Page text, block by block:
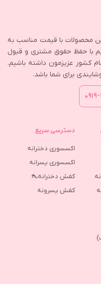
محصولات با قیمت مناسب به
با حفظ حقوق مشتری و قبول
کشور عزیزمون داشته باشیم.
برای شما باشد.
دسترسی سریع
اکسسوری دخترانه
اکسسوری پسرانه
کفش دخترانه👠
كفش پسرونه